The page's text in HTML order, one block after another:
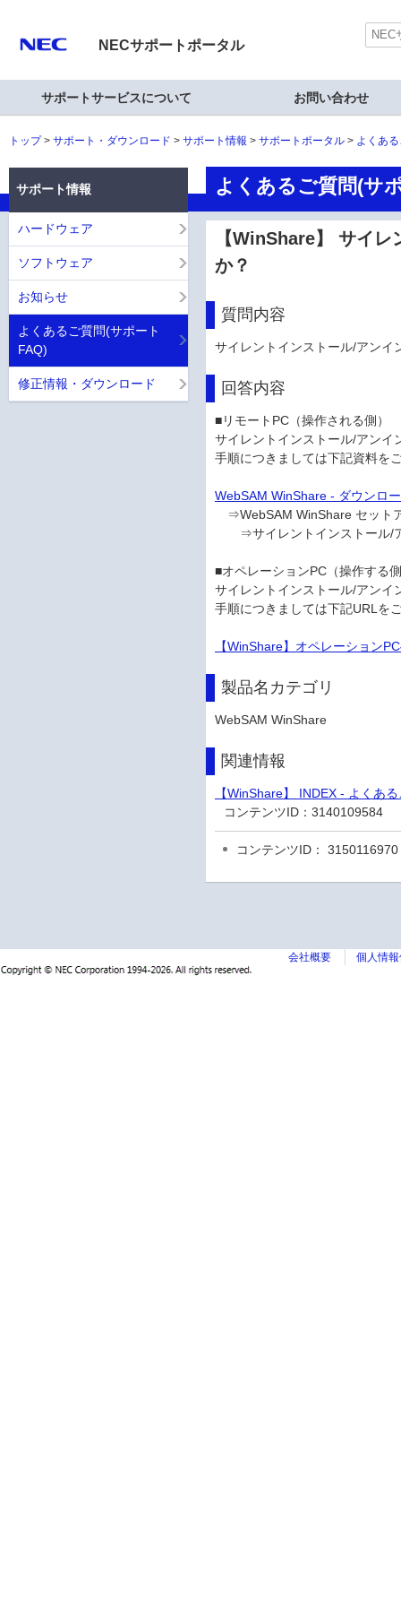
NECサポートポータル
サポートサービスについて お問い合わせ
トップ サポート・ダウンロード サポート情報 サポートポータル よくあ
よくあるご質問(サ
【WinShare】 サイ
か？
質問内容
サイレントインストール/アンイ
回答内容
■リモートPC（操作される側）
サイレントインストール/アンイ
手順につきましては下記資料を
WebSAM WinShare - ダウンロ
⇒WebSAM WinShare セット
⇒サイレントインストール/
■オペレーションPC（操作する
サイレントインストール/アンイ
手順につきましては下記URLを
【WinShare】オペレーション
製品名カテゴリ
WebSAM WinShare
関連情報
【WinShare】 INDEX - よくあ
コンテンツID：3140109584
コンテンツID： 3150116970
サポート情報
ハードウェア
ソフトウェア
お知らせ
よくあるご質問(サポート
FAQ)
修正情報・ダウンロード
会社概要 個人情